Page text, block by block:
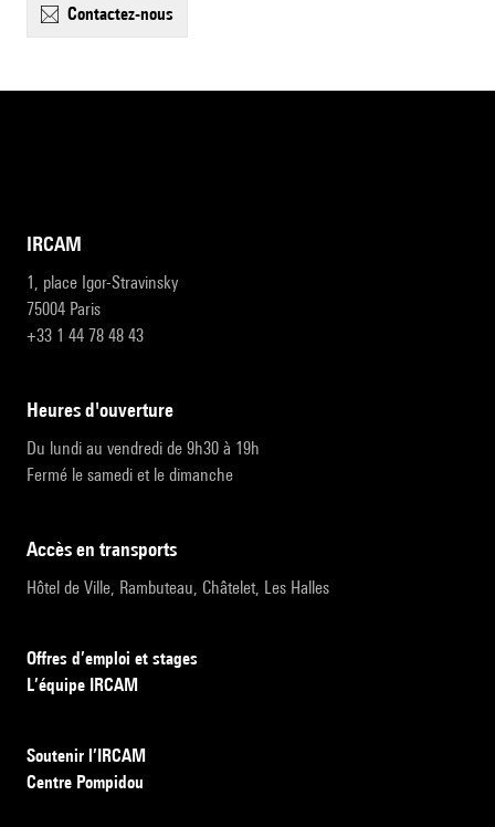
contactez-nous
IRCAM
1, place Igor-Stravinsky
75004 Paris
+33 1 44 78 48 43
heures d'ouverture
Du lundi au vendredi de 9h30 à 19h
Fermé le samedi et le dimanche
accès en transports
Hôtel de Ville, Rambuteau, Châtelet, Les Halles
Offres d’emploi et stages
L’équipe IRCAM
Soutenir l’IRCAM
Centre Pompidou